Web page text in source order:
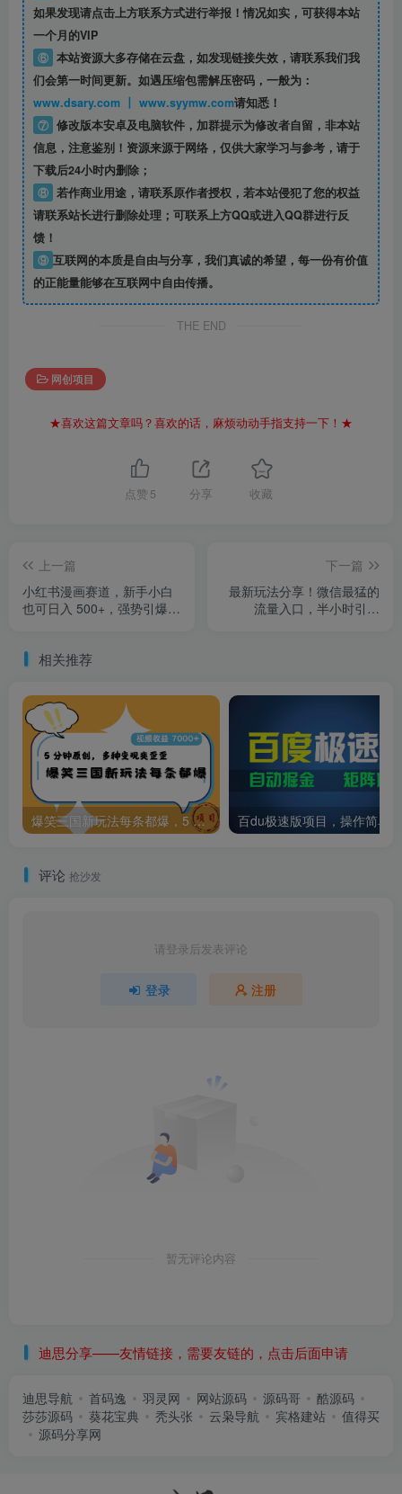
如果发现请点击上方联系方式进行举报！情况如实，可获得本站
一个月的VIP
⑥ 本站资源大多存储在云盘，如发现链接失效，请联系我们我
们会第一时间更新。如遇压缩包需解压密码，一般为：
www.dsary.com 丨 www.syymw.com请知悉！
⑦ 修改版本安卓及电脑软件，加群提示为修改者自留， 非本站
信息，注意鉴别！资源来源于网络，仅供大家学习与参考，请于
下载后24小时内删除；
⑧ 若作商业用途，请联系原作者授权，若本站侵犯了您的权益
请联系站长进行删除处理；可联系上方QQ或进入QQ群进行反
馈！
⑨ 互联网的本质是自由与分享，我们真诚的希望，每一份有价值
的正能量能够在互联网中自由传播。
THE END
网创项目
★喜欢这篇文章吗？喜欢的话，麻烦动动手指支持一下！★
点赞 5 分享 收藏
上一篇
小红书漫画赛道，新手小白
也可日入 500+，强势引爆宝
下一篇
最新玩法分享！微信最猛的
流量入口，半小时引流
相关推荐
爆笑三国新玩法每条都爆，5 分钟原创，多种变现爽歪歪，视频收益 7000+
评论 抢沙发
请登录后发表评论
登录 注册
暂无评论内容
迪思分享——友情链接，需要友链的，点击后面申请
迪思导航 首码逸 羽灵网 网站源码 源码哥
酷源码
莎莎源码
葵花宝典 秃头张 云枭导航 宾格建站
值得买
源码分享网